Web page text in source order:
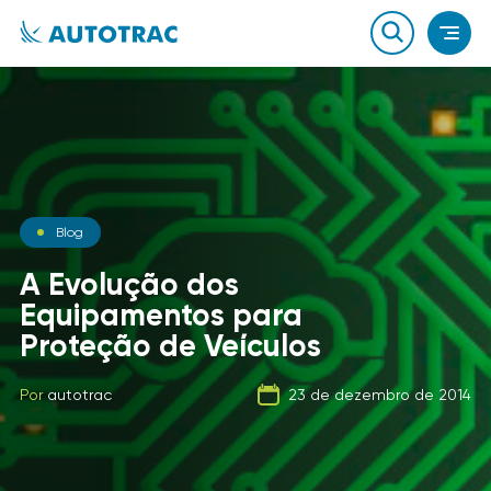
Notícias
O que você sabe sobre o
combustível que a sua
frota usa?
Porautotrac 21 de setembro de 2019
Blog
A Evolução dos
Equipamentos para
Proteção de Veículos
Porautotrac 23 de dezembro de 2014
Carga Fracionada
Porautotrac 06 de fevereiro de 2020